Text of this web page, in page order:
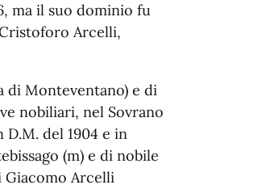
ma il suo dominio fu
Arcelli,
di Monteventano) e di
nobiliari, nel Sovrano
del 1904 e in
(m) e di nobile
Giacomo Arcelli